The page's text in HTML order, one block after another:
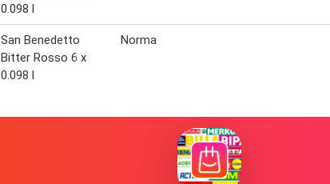
0.098 l
San Benedetto
Bitter Rosso 6 x
0.098 l
Norma